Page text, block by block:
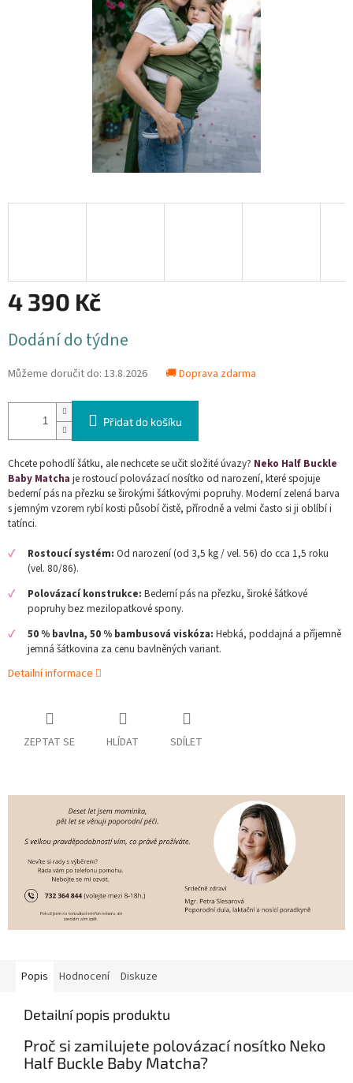
4 390 Kč
cena:
Dodání do týdne
Můžeme doručit do: 13.8.2026 🚚 Doprava zdarma
Přidat do košíku
Chcete pohodlí šátku, ale nechcete se učit složité úvazy? Neko Half Buckle
Baby Matcha je rostoucí polovázací nosítko od narození, které spojuje
bederní pás na přezku se širokými šátkovými popruhy. Moderní zelená barva
s jemným vzorem rybí kosti působí čistě, přírodně a velmi často si ji oblíbí i
tatínci.
Rostoucí systém: Od narození (od 3,5 kg / vel. 56) do cca 1,5 roku
(vel. 80/86).
Polovázací konstrukce: Bederní pás na přezku, široké šátkové
popruhy bez mezilopatkové spony.
50 % bavlna, 50 % bambusová viskóza: Hebká, poddajná a příjemně
jemná šátkovina za cenu bavlněných variant.
Detailní informace
ZEPTAT SE HLÍDAT SDÍLET
Popis Hodnocení Diskuze
Detailní popis produktu
Proč si zamilujete polovázací nosítko Neko
Half Buckle Baby Matcha?